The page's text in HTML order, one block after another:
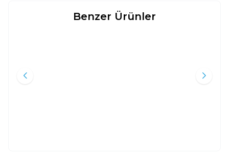
Benzer Ürünler